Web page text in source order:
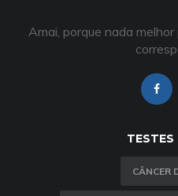
Amai, porque nada
TESTES
CÂNCER